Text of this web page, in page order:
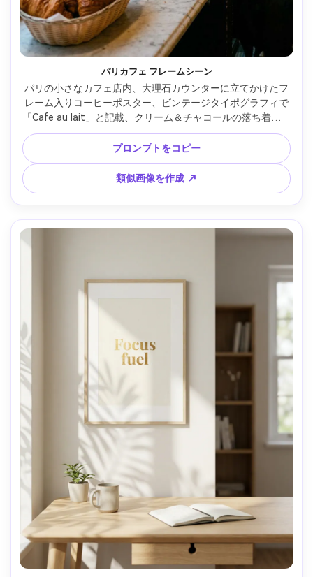
パリカフェ フレームシーン
パリの小さなカフェ店内、大理石カウンターに立てかけたフ
レーム入りコーヒーポスター、ビンテージタイポグラフィで
「Cafe au lait」と記載、クリーム＆チャコールの落ち着いた
色合い、窓から入る街灯、35mmドキュメンタリー風、リア
ルな映り込み、ハイレゾ・ウォーターマークなし --ar 4:5
プロンプトをコピー
類似画像を作成 ↗